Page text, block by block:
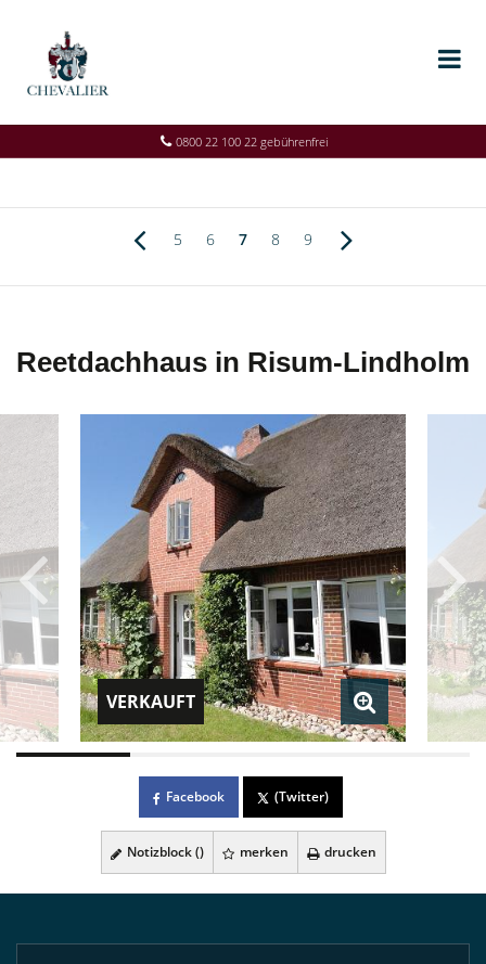
0800 22 100 22 gebührenfrei
5 6 7 8 9
Reetdachhaus in Risum-Lindholm
VERKAUFT
Facebook (Twitter)
Notizblock () merken drucken